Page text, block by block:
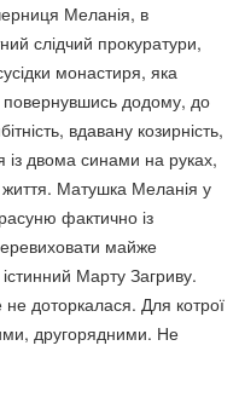
Меланія, в
слідчий прокуратури,
монастиря, яка
повернувшись додому, до
вдавану козирність,
із двома синами на руках,
Матушка Меланія у
фактично із
майже
Марту Загриву.
не доторкалася. Для котрої
другорядними. Не